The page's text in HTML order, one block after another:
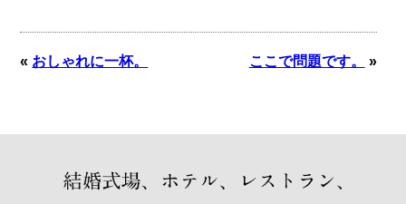
« おしゃれに一杯。 ここで問題です。 »